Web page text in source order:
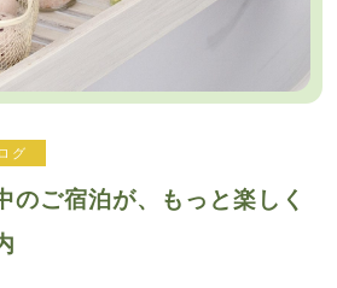
グ
のご宿泊が、もっと楽しく